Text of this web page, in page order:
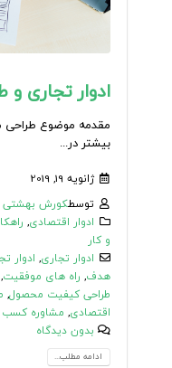
ادوار تجاری
مقدمه موضوع
بیشتر در...
ژانویه 19, 2019
توسطکورش بهشتی
ادوار اقتصادی,
و کار
ادوار تجاری, ادوار
هدف, راه های موفقیت,
طراحی کیفیت محصول,
اقتصادی, مشاوره کسب
بدون دیدگاه
ادامه مطلب...